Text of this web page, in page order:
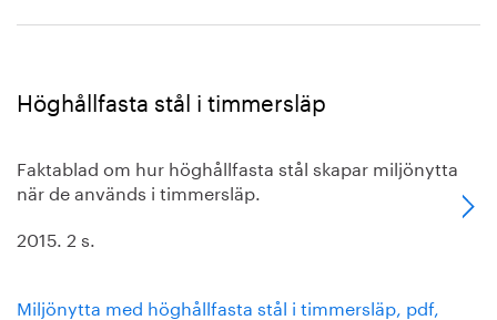
Höghållfasta stål i timmersläp
Faktablad om hur höghållfasta stål skapar miljönytta
när de används i timmersläp.
2015. 2 s.
Miljönytta med höghållfasta stål i timmersläp, pdf,